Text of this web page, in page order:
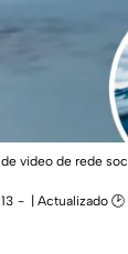
video de rede
| Actualizado 🕑